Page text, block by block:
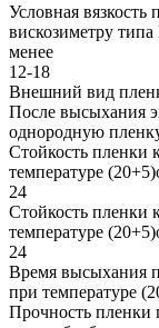
Условная
вискозиметру
менее
12-18
Внешний вид
После высыхания
однородную
Стойкость пленки
температуре
24
Стойкость пленки
температуре
24
Время высыхания
при температуре
Прочность пленки